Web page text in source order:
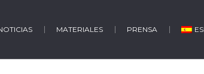
MATERIALES PRENSA